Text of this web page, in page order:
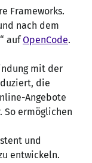
Frameworks.
nach dem
aufOpenCode.
mit der
die
Angebote
ermöglichen
und
entwickeln.